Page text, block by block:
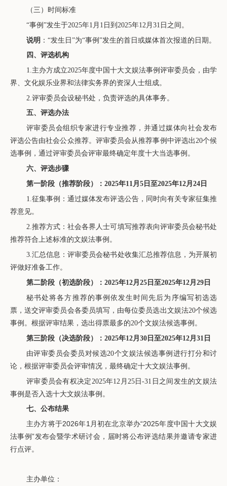
（三）时间标准
“事例”发生于2025年1月1日到2025年12月31日之间。
说明 ：“发生日”为“事例”发生的首日或媒体首次报道的日期。
四、评选机构
1.主办方成立2025年度中国十大文娱法事例评审委员会，由学
界、文化娱乐业界和法律实务界的资深人士组成。
2.评审委员会设秘书处，负责评选的具体事务。
五、评选办法
评审委员会组织专家进行专业推荐，并通过媒体向社会发布
评选公告由社会公众推荐。评审委员会从推荐事例中评选出20个候
选事例，通过评审委员会评审最终确定年度十大当选事例。
六、评选步骤
第一阶段（推荐阶段）：2025年11月5日至2025年12月24日
1.征集事例：通过媒体发布评选公告，同时向有关专家征集推
荐意见。
2.推荐方式：社会各界人士可填写推荐表向评审委员会秘书处
推荐符合上述标准的文娱法事例。
3.汇总信息：评审委员会秘书处收集汇总推荐信息，为开展初
评做好准备工作。
第二阶段（初选阶段）：2025年12月25日至2025年12月29日
秘书处将各方推荐的事例依发生时间先后为序编写初选选
票，送交评审委员会各委员填写，由每位委员选出文娱法20个候选
事例。根据评审结果，选出得票最多的20个文娱法候选事例。
第三阶段（决选阶段）：2025年12月30日至2025年12月31日
由评审委员会委员对候选20个文娱法候选事例进行打分和讨
论，根据评审委员会评审情况，最终确定十大文娱法事例。
评审委员会有权决定2025年12月25日-31日之间发生的文娱法
事例是否入选十大文娱法事例。
七、公布结果
主办方将于2026年1月初在北京举办“2025年度中国十大文娱
法事例”发布会暨学术研讨会，届时将公布评选结果并邀请专家进
行点评。
主办单位：